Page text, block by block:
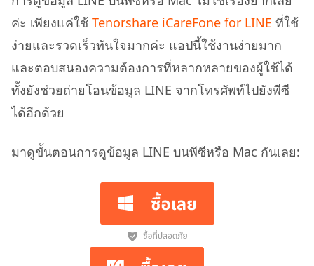
ค่ะ เพียงแค่ใช้ Tenorshare iCareFone for LINE ที่ใช้
ง่ายและรวดเร็วทันใจมากค่ะ แอปนี้ใช้งานง่ายมาก
และตอบสนองความต้องการที่หลากหลายของผู้ใช้ได้
ทั้งยังช่วยถ่ายโอนข้อมูล LINE จากโทรศัพท์ไปยังพีซี
ได้อีกด้วย
มาดูขั้นตอนการดูข้อมูล LINE บนพีซีหรือ Mac กันเลย: